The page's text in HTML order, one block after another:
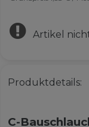
Artikel
Produktdetails:
C-